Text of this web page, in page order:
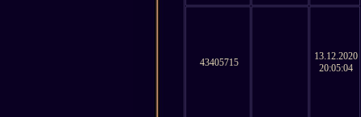
43405715
13.12.2020
20:05:04